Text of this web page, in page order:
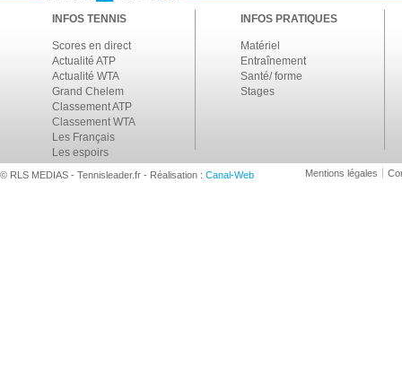
INFOS TENNIS
Scores en direct
Actualité ATP
Actualité WTA
Grand Chelem
Classement ATP
Classement WTA
Les Français
Les espoirs
INFOS PRATIQUES
Matériel
Entraînement
Santé/ forme
Stages
© RLS MEDIAS - Tennisleader.fr - Réalisation : Canal-Web Mentions légales